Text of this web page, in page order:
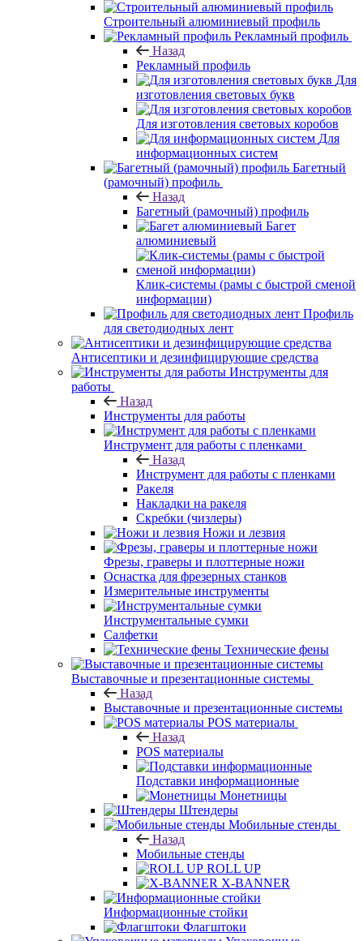
Строительный алюминиевый профиль
Рекламный профиль
Назад
Рекламный профиль
Для
изготовления световых букв
Для изготовления световых коробов
Для
информационных систем
Багетный
(рамочный) профиль
Назад
Багетный (рамочный) профиль
Багет
алюминиевый
Клик-системы (рамы с быстрой сменой
информации)
Профиль
для светодиодных лент
Антисептики и дезинфицирующие средства
Инструменты для
работы
Назад
Инструменты для работы
Инструмент для работы с пленками
Назад
Инструмент для работы с пленками
Ракеля
Накладки на ракеля
Скребки (чизлеры)
Ножи и лезвия
Фрезы, граверы и плоттерные ножи
Оснастка для фрезерных станков
Измерительные инструменты
Инструментальные сумки
Салфетки
Технические фены
Выставочные и презентационные системы
Назад
Выставочные и презентационные системы
POS материалы
Назад
POS материалы
Подставки информационные
Монетницы
Штендеры
Мобильные стенды
Назад
Мобильные стенды
ROLL UP
X-BANNER
Информационные стойки
Флагштоки